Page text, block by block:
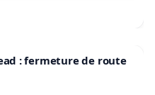
: fermeture de route